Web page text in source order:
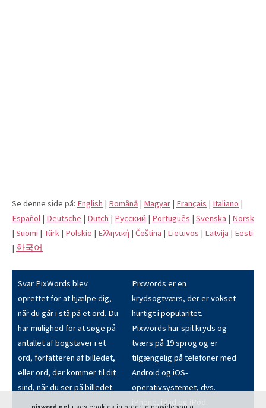
Se denne side på: English | Română | Magyar | Français | Italiano |
Español | Deutsche | Dutch | Pусский | Português | Svenska | Norsk
| Suomi | Türk | Polskie | Eλληνική | Čeština | Lietuvos | Latvijā | Eesti
| 한국어
Svar PixWords blev
oprettet for at hjælpe dig,
når du går i stå på et ord. Du
har mulighed for at søge på
antallet af bogstaver i et
ord, forfatteren af billedet,
eller ord, der kommer til dit
sind, når du ser på billedet.
Pixwords er en
krydsogtværs, der er vokset
hurtigt i popularitet.
Pixwords har spil kryds og
tværs på 19 sprog og er
tilgængelig på telefoner med
Android og iOS-
operativsystemet, dvs.
iPhone, iPad og iPod.